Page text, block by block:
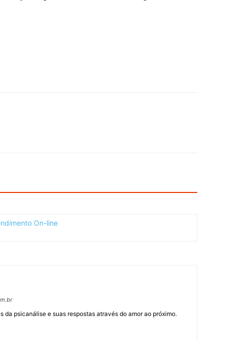
da psicanálise e suas respostas através do amor ao próximo.